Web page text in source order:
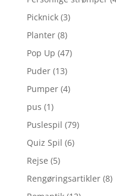
Picknick (3)
Planter (8)
Pop Up (47)
Puder (13)
Pumper (4)
pus (1)
Puslespil (79)
Quiz Spil (6)
Rejse (5)
Rengøringsartikler (8)